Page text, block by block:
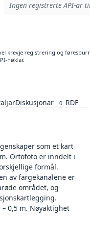
Ingen registrerte API-ar
krevje registrering og
nøklar.
Diskusjonar 0 RDF
som et kart
Ortofoto er inndelt i
formål.
av fargekanalene er
området, og
0,5 m. Nøyaktighet